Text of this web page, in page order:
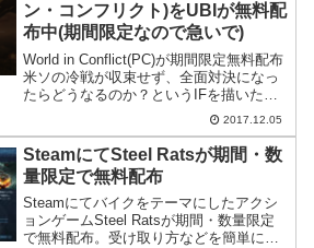
ン・コンフリクト)をUBIが無料配
布中(期間限定なので急いで)
World in Conflict(PC)が期間限定無料配布
米ソの冷戦が収束せず、全面対決になっ
たらどうなるのか？というIFを描いたリ
アルタイムストラテジー、World in
Conflict(ワールド・イン・コンフリクト)
をUBIが公式サ...
2017.12.05
SteamにてSteel Ratsが期間・数
量限定で無料配布
Steamにてバイクをテーマにしたアクシ
ョンゲームSteel Ratsが期間・数量限定
で無料配布。受け取り方などを簡単に紹